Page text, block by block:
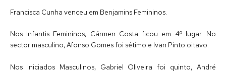
Francisca Cunha venceu em Benjamins Femininos.
Nos Infantis Femininos, Cármen Costa ficou em 4º lugar. No
sector masculino, Afonso Gomes foi sétimo e Ivan Pinto oitavo.
Nos Iniciados Masculinos, Gabriel Oliveira foi quinto, André